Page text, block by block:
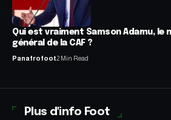
Qui est vraiment Samson Adamu, le
général de la CAF ?
Panafrofoot2 Min Read
Plus d'info Foot